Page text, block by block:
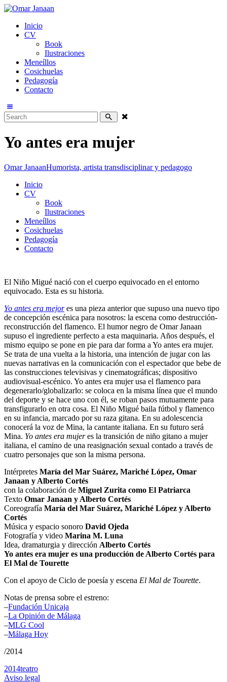
Inicio
CV
Book
Ilustraciones
Meneíllos
Cosichuelas
Pedagogía
Contacto
Yo antes era mujer
Omar JanaanHumorista, artista transdisciplinar y pedagogo
Inicio
CV
Book
Ilustraciones
Meneíllos
Cosichuelas
Pedagogía
Contacto
El Niño Migué nació con el cuerpo equivocado en el entorno
equivocado. Esta es su historia.
Yo antes era mejores una pieza anterior que supuso una nuevo tipo
de concepción escénica para nosotros: la escena como destrucción-
reconstrucción del flamenco. El humor negro de Omar Janaan
supuso el ingrediente perfecto a esta maquinaria. Años después, el
mismo equipo se pone en pie para dar forma a Yo antes era mujer.
Se trata de una vuelta a la historia, una intención de jugar con las
nuevas narrativas en la comunicación con el espectador que bebe de
las construcciones televisivas y cinematográficas; dispositivo
audiovisual-escénico. Yo antes era mujer usa el flamenco para
degenerarlo/globalizarlo: se coloca en la misma línea que el mundo
del deporte y se hace uno con él, se roban pasos mutuamente para
transfigurarlo en otra cosa. El Niño Migué baila fútbol y flamenco
en su infancia, marcado por su raza gitana. En su adolescencia
conocerá la voz de Mina, la cantante italiana. En su futuro será
Mina. Yo antes era mujeres la transición de niño gitano a mujer
italiana, el camino de una reasignación sexual contado a través de
cuatro personajes que son la misma persona.
Intérpretes María del Mar Suárez, Mariché López, Omar
Janaan y Alberto Cortés
con la colaboración de Miguel Zurita como El Patriarca
Texto Omar Janaan y Alberto Cortés
Coreografía María del Mar Suárez, Mariché López y Alberto
Cortés
Música y espacio sonoro David Ojeda
Fotografía y video Marina M. Luna
Idea, dramaturgia y dirección Alberto Cortés
Yo antes era mujer es una producción de Alberto Cortés para
El Mal de Tourette
Con el apoyo de Ciclo de poesía y escena El Mal de Tourette.
Notas de prensa sobre el estreno:
–Fundación Unicaja
–La Opinión de Málaga
–MLG Cool
–Málaga Hoy
/2014
2014teatro
Aviso legal